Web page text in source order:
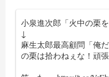
小泉進次郎「火中の栗を
↓
麻生太郎最高顧問「俺
の栗は拾わねぇな！頑張